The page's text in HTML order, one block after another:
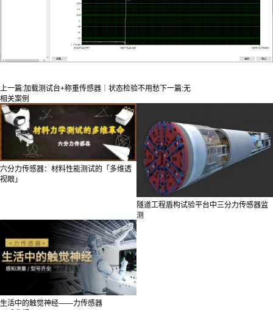
上一篇:加载测试台+称重传感器｜状态检验不用愁 下一篇:无
相关案例
六分力传感器：材料性能测试的「多维透
视眼」
隧道工程盾构试验平台中三分力传感器监
测
生活中的触觉神经——力传感器